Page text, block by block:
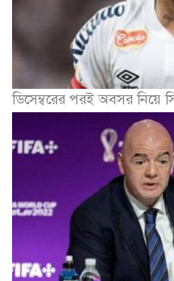
ডিসেম্বরের পরই অবসর নিয়ে